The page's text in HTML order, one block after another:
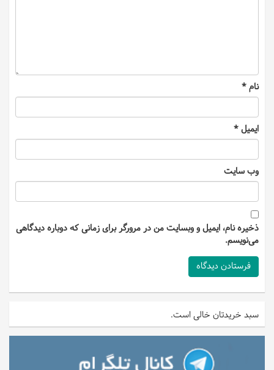
نام*
ایمیل*
وب‌ سایت
ذخیره نام، ایمیل و وبسایت من در مرورگر برای زمانی که دوباره دیدگاهی
می‌نویسم.
سبد خریدتان خالی است.